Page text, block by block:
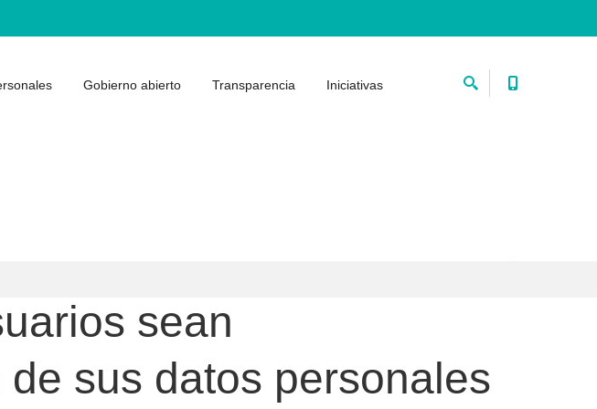
Gobierno abierto Transparencia Iniciativas
sean
sus datos personales